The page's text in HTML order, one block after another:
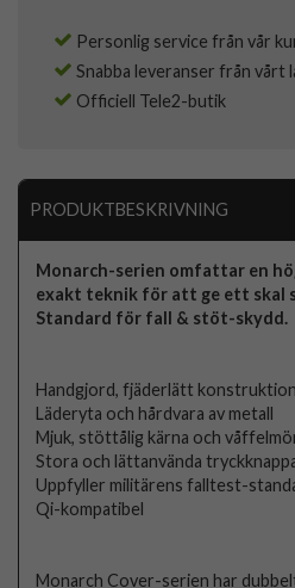
Personlig service från vår
Snabba leveranser från vårt
Officiell Tele2-butik
PRODUKTBESKRIVNING
Monarch-serien omfattar en
exakt teknik för att ge ett skal
Standard för fall & stöt-skydd.
Handgjord, fjäderlätt
Läderyta och hårdvara av metall
Mjuk, stöttålig kärna och
Stora och lättanvända
Uppfyller militärens falltest-
Qi-kompatibel
Monarch Cover-serien har